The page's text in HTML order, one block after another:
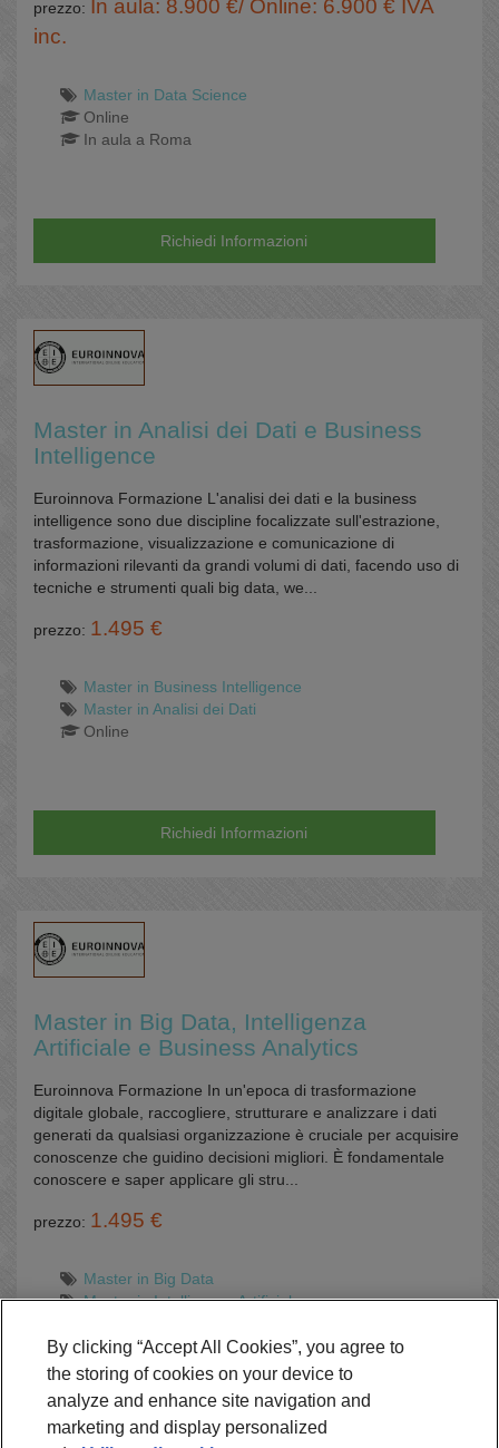
prezzo: In aula: 8.900 €/ Online: 6.900 € IVA
inc.
Master in Data Science
Online
In aula a Roma
Richiedi Informazioni
Master in Analisi dei Dati e Business
Intelligence
Euroinnova Formazione L'analisi dei dati e la business
intelligence sono due discipline focalizzate sull'estrazione,
trasformazione, visualizzazione e comunicazione di
informazioni rilevanti da grandi volumi di dati, facendo uso di
tecniche e strumenti quali big data, we...
prezzo: 1.495 €
Master in Business Intelligence
Master in Analisi dei Dati
Online
Richiedi Informazioni
Master in Big Data, Intelligenza
Artificiale e Business Analytics
Euroinnova Formazione In un'epoca di trasformazione
digitale globale, raccogliere, strutturare e analizzare i dati
generati da qualsiasi organizzazione è cruciale per acquisire
conoscenze che guidino decisioni migliori. È fondamentale
conoscere e saper applicare gli stru...
prezzo: 1.495 €
Master in Big Data
Master in Intelligenza Artificiale
Online
Richiedi Informazioni
By clicking “Accept All Cookies”, you agree to
the storing of cookies on your device to
analyze and enhance site navigation and
marketing and display personalized